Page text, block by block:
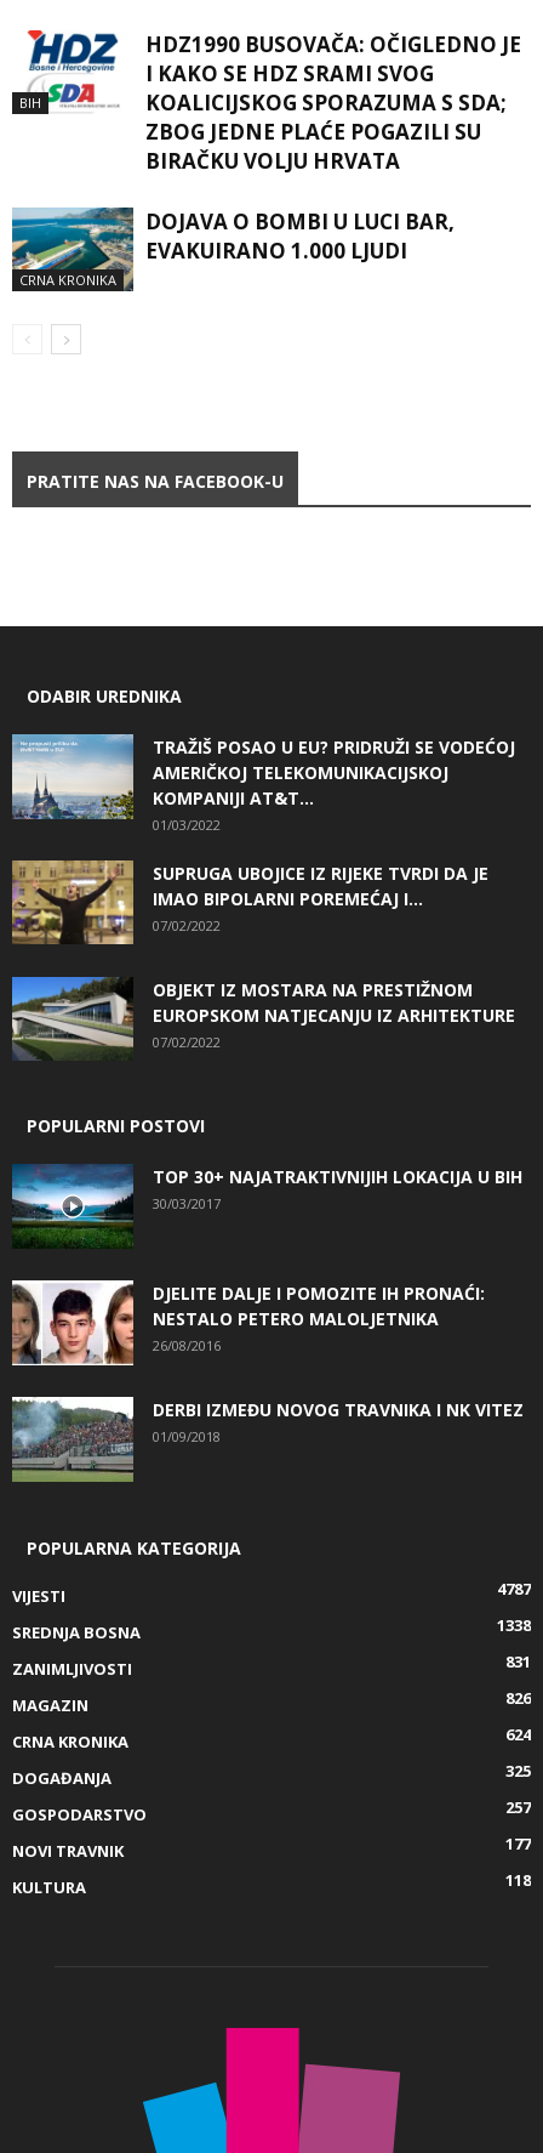
BIH
HDZ1990 BUSOVAČA: OČIGLEDNO JE
I KAKO SE HDZ SRAMI SVOG
KOALICIJSKOG SPORAZUMA S SDA;
ZBOG JEDNE PLAĆE POGAZILI SU
BIRAČKU VOLJU HRVATA
CRNA KRONIKA
DOJAVA O BOMBI U LUCI BAR,
EVAKUIRANO 1.000 LJUDI
PRATITE NAS NA FACEBOOK-U
ODABIR UREDNIKA
TRAŽIŠ POSAO U EU? PRIDRUŽI SE VODEĆOJ
AMERIČKOJ TELEKOMUNIKACIJSKOJ
KOMPANIJI AT&T...
01/03/2022
SUPRUGA UBOJICE IZ RIJEKE TVRDI DA JE
IMAO BIPOLARNI POREMEĆAJ I...
07/02/2022
OBJEKT IZ MOSTARA NA PRESTIŽNOM
EUROPSKOM NATJECANJU IZ ARHITEKTURE
07/02/2022
POPULARNI POSTOVI
TOP 30+ NAJATRAKTIVNIJIH LOKACIJA U BIH
30/03/2017
DJELITE DALJE I POMOZITE IH PRONAĆI:
NESTALO PETERO MALOLJETNIKA
26/08/2016
DERBI IZMEĐU NOVOG TRAVNIKA I NK VITEZ
01/09/2018
POPULARNA KATEGORIJA
VIJESTI
4787
SREDNJA BOSNA
1338
ZANIMLJIVOSTI
831
MAGAZIN
826
CRNA KRONIKA
624
DOGAĐANJA
325
GOSPODARSTVO
257
NOVI TRAVNIK
177
KULTURA
118